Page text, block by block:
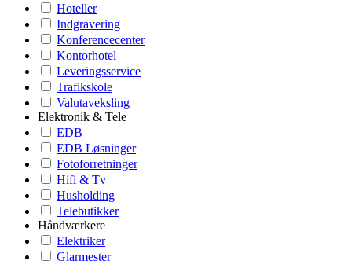
Hoteller
Indgravering
Konferencecenter
Kontorhotel
Leveringsservice
Trafikskole
Valutaveksling
Elektronik & Tele
EDB
EDB Løsninger
Fotoforretninger
Hifi & Tv
Husholding
Telebutikker
Håndværkere
Elektriker
Glarmester